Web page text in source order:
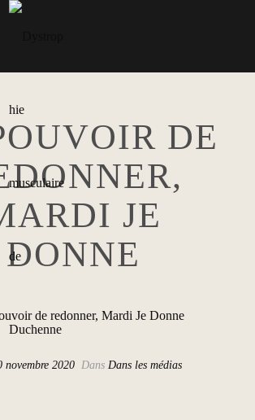
DE
JE
DONNE
novembre 2020 Dans Dans les médias